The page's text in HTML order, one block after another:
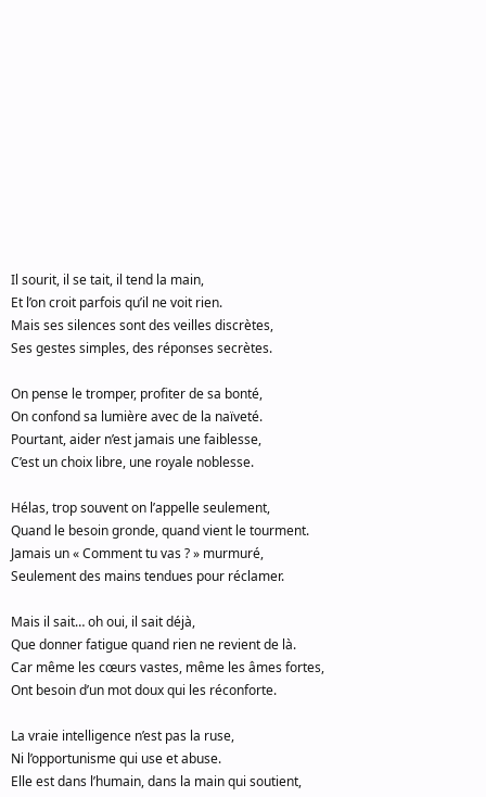
Il sourit, il se tait, il tend la main,
Et l’on croit parfois qu’il ne voit rien.
Mais ses silences sont des veilles discrètes,
Ses gestes simples, des réponses secrètes.
On pense le tromper, profiter de sa bonté,
On confond sa lumière avec de la naïveté.
Pourtant, aider n’est jamais une faiblesse,
C’est un choix libre, une royale noblesse.
Hélas, trop souvent on l’appelle seulement,
Quand le besoin gronde, quand vient le tourment.
Jamais un « Comment tu vas ? » murmuré,
Seulement des mains tendues pour réclamer.
Mais il sait… oh oui, il sait déjà,
Que donner fatigue quand rien ne revient de là.
Car même les cœurs vastes, même les âmes fortes,
Ont besoin d’un mot doux qui les réconforte.
La vraie intelligence n’est pas la ruse,
Ni l’opportunisme qui use et abuse.
Elle est dans l’humain, dans la main qui soutient,